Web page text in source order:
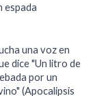
espada
una voz en
dice "Un litro de
por un
(Apocalipsis